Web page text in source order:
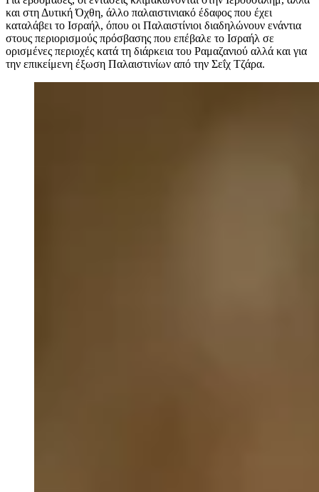
και στη Δυτική Όχθη, άλλο παλαιστινιακό έδαφος που έχει
καταλάβει το Ισραήλ, όπου οι Παλαιστίνιοι διαδηλώνουν ενάντια
στους περιορισμούς πρόσβασης που επέβαλε το Ισραήλ σε
ορισμένες περιοχές κατά τη διάρκεια του Ραμαζανιού αλλά και για
την επικείμενη έξωση Παλαιστινίων από την Σεΐχ Τζάρα.